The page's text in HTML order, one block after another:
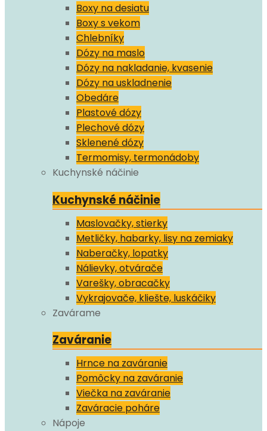
Boxy na desiatu
Boxy s vekom
Chlebníky
Dózy na maslo
Dózy na nakladanie, kvasenie
Dózy na uskladnenie
Obedáre
Plastové dózy
Plechové dózy
Sklenené dózy
Termomisy, termonádoby
Kuchynské náčinie
Kuchynské náčinie
Maslovačky, stierky
Metličky, habarky, lisy na zemiaky
Naberačky, lopatky
Nálievky, otvárače
Varešky, obracačky
Vykrajovače, kliešte, luskáčiky
Zavárame
Zaváranie
Hrnce na zaváranie
Pomôcky na zaváranie
Viečka na zaváranie
Zaváracie poháre
Nápoje